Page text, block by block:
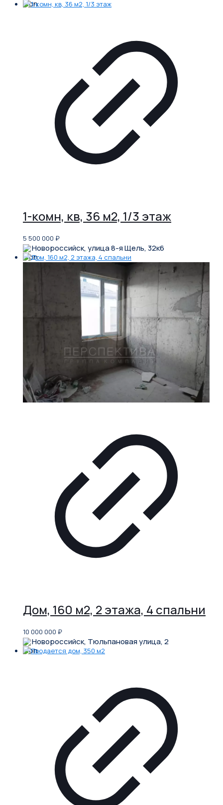
1-комн, кв, 36 м2, 1/3 этаж
5 500 000 ₽
Новороссийск, улица 8-я Щель, 32к6
Дом, 160 м2, 2 этажа, 4 спальни
10 000 000 ₽
Новороссийск, Тюльпановая улица, 2